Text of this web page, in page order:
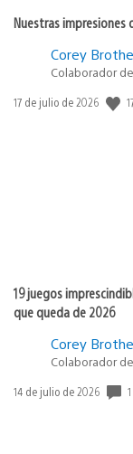
Nuestras impresiones
Corey
Colaborador
Fecha
17 de julio de 2026
19 juegos
que queda de 2026
Corey
Colaborador
Fecha
14 de julio de 2026 1